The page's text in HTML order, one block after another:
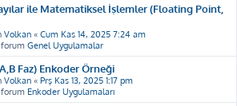
ile Matematiksel İşlemler (Floating Point,
Volkan « Cum Kas 14, 2025 7:24 am
forum Genel Uygulamalar
Faz) Enkoder Örneği
Volkan « Prş Kas 13, 2025 1:17 pm
forum Enkoder Uygulamaları